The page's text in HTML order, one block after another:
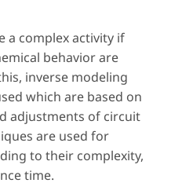
a complex activity if
behavior are
inverse modeling
which are based on
adjustments of circuit
are used for
to their complexity,
time.